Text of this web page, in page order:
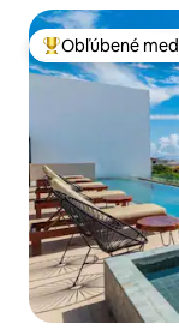
Najobľúbenejšie
Obľúbené